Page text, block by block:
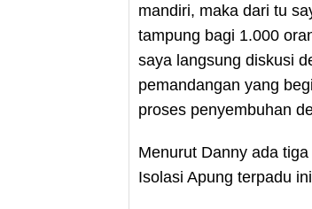
mandiri, maka dari tu
tampung bagi 1.000
saya langsung diskusi
pemandangan yang
proses penyembuhan
Menurut Danny ada
Isolasi Apung terpadu